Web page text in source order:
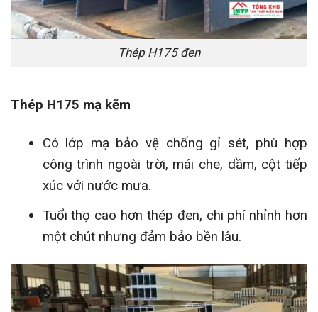
Thép H175 đen
Thép H175 mạ kẽm
Có lớp mạ bảo vệ chống gỉ sét, phù hợp
công trình ngoài trời, mái che, dầm, cột tiếp
xúc với nước mưa.
Tuổi thọ cao hơn thép đen, chi phí nhỉnh hơn
một chút nhưng đảm bảo bền lâu.